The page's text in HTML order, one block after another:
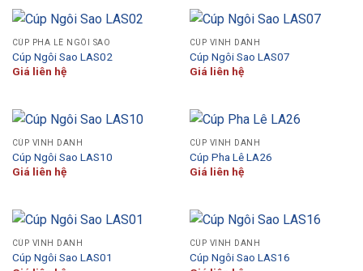
CÚP PHA LÊ NGÔI SAO
Cúp Ngôi Sao LAS02
Giá liên hệ
CÚP VINH DANH
Cúp Ngôi Sao LAS07
Giá liên hệ
CÚP VINH DANH
Cúp Ngôi Sao LAS10
Giá liên hệ
CÚP VINH DANH
Cúp Pha Lê LA26
Giá liên hệ
CÚP VINH DANH
Cúp Ngôi Sao LAS01
CÚP VINH DANH
Cúp Ngôi Sao LAS16